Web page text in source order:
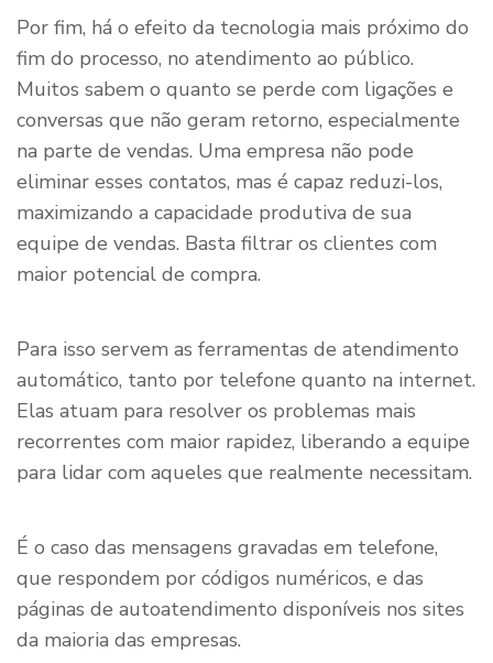
Por fim, há o efeito da tecnologia mais próximo do
fim do processo, no atendimento ao público.
Muitos sabem o quanto se perde com ligações e
conversas que não geram retorno, especialmente
na parte de vendas. Uma empresa não pode
eliminar esses contatos, mas é capaz reduzi-los,
maximizando a capacidade produtiva de sua
equipe de vendas. Basta filtrar os clientes com
maior potencial de compra.
Para isso servem as ferramentas de atendimento
automático, tanto por telefone quanto na internet.
Elas atuam para resolver os problemas mais
recorrentes com maior rapidez, liberando a equipe
para lidar com aqueles que realmente necessitam.
É o caso das mensagens gravadas em telefone,
que respondem por códigos numéricos, e das
páginas de autoatendimento disponíveis nos sites
da maioria das empresas.